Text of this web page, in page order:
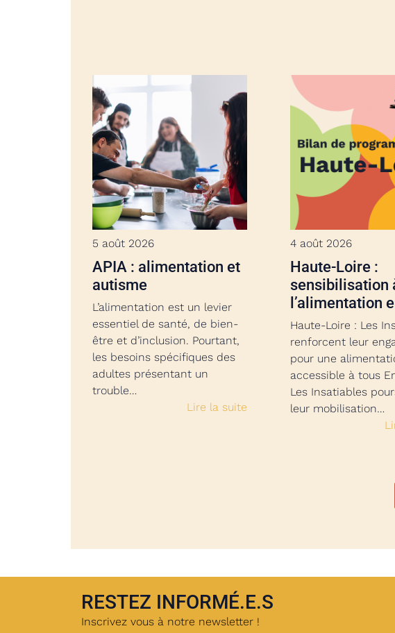
5 août 2026
APIA : alimentation et
autisme
L’alimentation est un levier
essentiel de santé, de bien-
être et d’inclusion. Pourtant,
les besoins spécifiques des
adultes présentant un
trouble…
Lire la suite
4 août 2026
Haute-Loire :
sensibilisation
l’alimentation
Haute-Loire : Les
renforcent leur
pour une
accessible à tous
Les Insatiables
leur mobilisation…
RESTEZ INFORMÉ.E.S
Inscrivez vous à notre newsletter !